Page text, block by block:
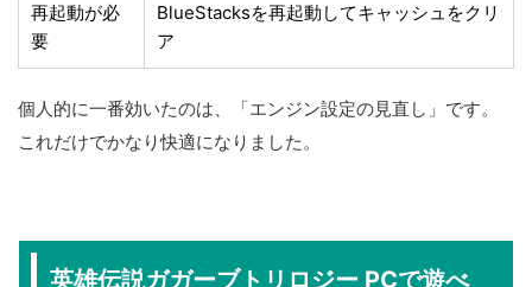
再起動が必
要
BlueStacksを再起動してキャッシュをクリ
ア
個人的に一番効いたのは、「エンジン設定の見直し」です。
これだけでかなり快適になりました。
英雄伝説ガガーブトリロジー PCで遊べ